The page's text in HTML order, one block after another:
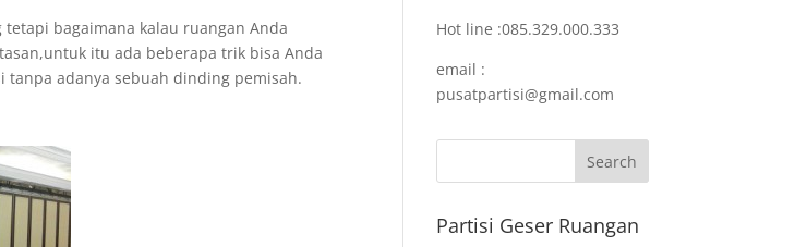
bagaimana kalau ruangan Anda
itu ada beberapa trik bisa Anda
adanya sebuah dinding pemisah.
Hot line :085.329.000.333
email :
pusatpartisi@gmail.com
Partisi Geser Ruangan